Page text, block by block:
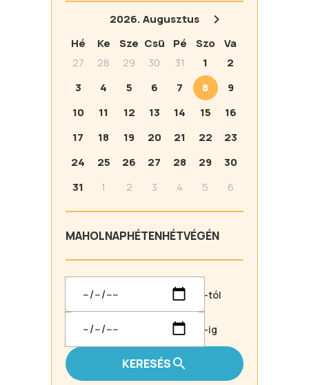
2026.Augusztus
Hé
Ke Sze Csü Pé Szo
Va
27
28 29 30 31 1
2
3
4 5 6 7 8
9
10
11 12 13 14 15
16
17
18 19 20 21 22
23
24
25 26 27 28 29
30
31
1 2 3 4 5 6
MAHOLNAPHÉTENHÉTVÉGÉN
-tól
-ig
KERESÉS